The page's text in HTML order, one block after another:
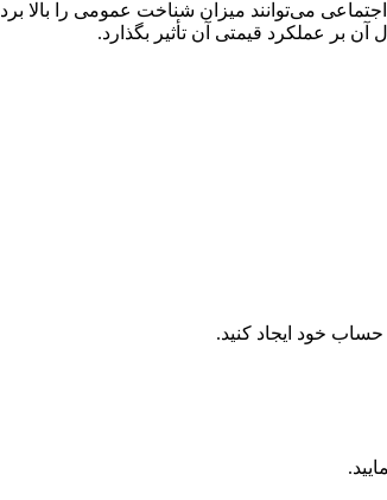
آن بر عملکرد قیمتی آن تأثیر بگذارد.